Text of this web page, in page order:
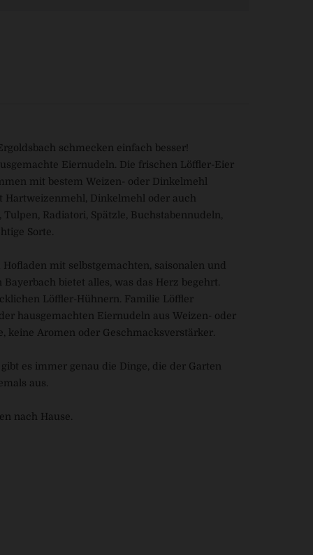
schmecken einfach besser!
Eiernudeln. Die frischen Löffler-Eier
mit bestem Weizen- oder Dinkelmehl
Hartweizenmehl, Dinkelmehl oder auch
Radiatori, Spätzle, Buchstabennudeln,
Sorte.
mit selbstgemachten, saisonalen und
bietet alles, was das Herz begehrt.
Löffler-Hühnern. Familie Löffler
hausgemachten Eiernudeln aus Weizen- oder
keine Aromen oder Geschmacksverstärker.
es immer genau die Dinge, die der Garten
aus.
nach Hause.